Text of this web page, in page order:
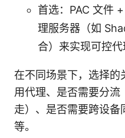
首选：PAC 文件
理服务器（如
合）来实现可控代
在不同场景下，选择的
用代理、是否需要分流
走）、是否需要跨设备
等。